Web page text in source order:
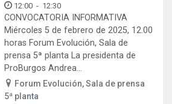
12:00 - 12:30
CONVOCATORIA INFORMATIVA
Miércoles 5 de febrero de 2025, 12.00
horas Forum Evolución, Sala de
prensa 5ª planta La presidenta de
ProBurgos Andrea...
Forum Evolución, Sala de prensa
5ª planta